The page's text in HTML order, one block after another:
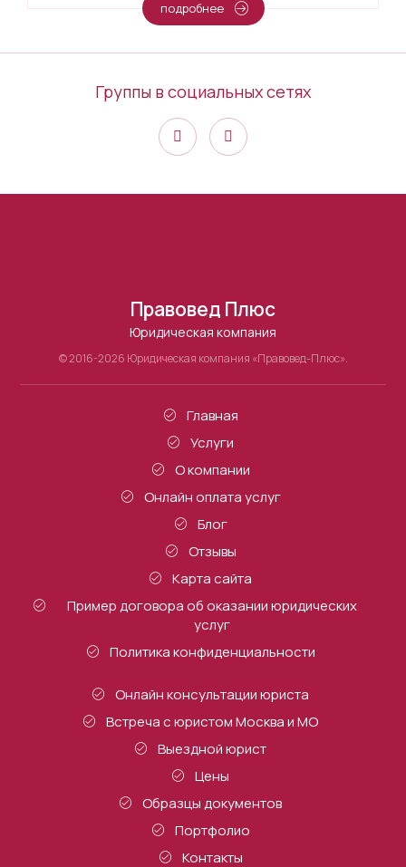
подробнее
Группы в социальных сетях
Правовед Плюс
Юридическая компания
© 2016-2026 Юридическая компания «Правовед-Плюс».
Главная
Услуги
О компании
Онлайн оплата услуг
Блог
Отзывы
Карта сайта
Пример договора об оказании юридических
услуг
Политика конфиденциальности
Онлайн консультации юриста
Встреча с юристом Москва и МО
Выездной юрист
Цены
Образцы документов
Портфолио
Контакты